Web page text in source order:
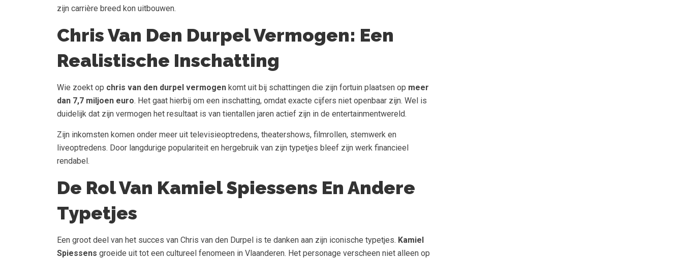
zijn carrière breed kon uitbouwen.
Chris Van Den Durpel Vermogen: Een
Realistische Inschatting
Wie zoekt op chris van den durpel vermogen komt uit bij schattingen die zijn fortuin plaatsen op meer
dan 7,7 miljoen euro. Het gaat hierbij om een inschatting, omdat exacte cijfers niet openbaar zijn. Wel is
duidelijk dat zijn vermogen het resultaat is van tientallen jaren actief zijn in de entertainmentwereld.
Zijn inkomsten komen onder meer uit televisieoptredens, theatershows, filmrollen, stemwerk en
liveoptredens. Door langdurige populariteit en hergebruik van zijn typetjes bleef zijn werk financieel
rendabel.
De Rol Van Kamiel Spiessens En Andere
Typetjes
Een groot deel van het succes van Chris van den Durpel is te danken aan zijn iconische typetjes. Kamiel
Spiessens groeide uit tot een cultureel fenomeen in Vlaanderen. Het personage verscheen niet alleen op